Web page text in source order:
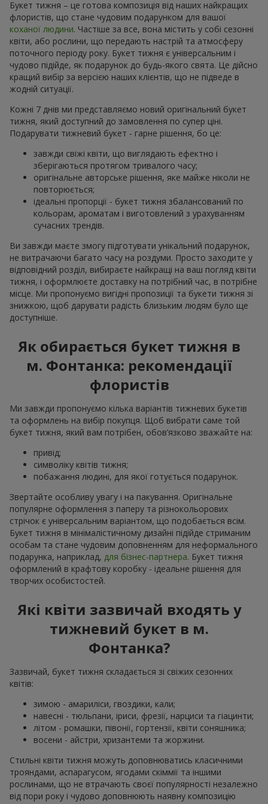
Букет тижня – це готова композиція від наших найкращих
флористів, що стане чудовим подарунком для вашої
коханої людини. Частіше за все, вона містить у собі сезонні
квіти, або рослини, що передають настрій та атмосферу
поточного періоду року. Букет тижня є універсальним і
чудово підійде, як подарунок до будь-якого свята. Це дійсно
кращий вибір за версією наших клієнтів, що не підведе в
жодній ситуації.
Кожні 7 днів ми представляємо новий оригінальний букет
тижня, який доступний до замовлення по супер ціні.
Подарувати тижневий букет - гарне рішення, бо це:
завжди свіжі квіти, що виглядають ефектно і
зберігаються протягом тривалого часу;
оригінальне авторське рішення, яке майже ніколи не
повторюється;
ідеальні пропорції - букет тижня збалансований по
кольорам, ароматам і виготовлений з урахуванням
сучасних трендів.
Ви завжди маєте змогу підготувати унікальний подарунок,
не витрачаючи багато часу на роздуми. Просто заходите у
відповідний розділ, вибираєте найкращі на ваш погляд квіти
тижня, і оформлюєте доставку на потрібний час, в потрібне
місце. Ми пропонуємо вигідні пропозиції та букети тижня зі
знижкою, щоб дарувати радість близьким людям було ще
доступніше.
Як обирається букет тижня в
м. Фонтанка: рекомендації
флористів
Ми завжди пропонуємо кілька варіантів тижневих букетів
та оформлень на вибір покупця. Щоб вибрати саме той
букет тижня, який вам потрібен, обов’язково зважайте на:
привід;
символіку квітів тижня;
побажання людині, для якої готується подарунок.
Звертайте особливу увагу і на пакування. Оригінальне
популярне оформлення з паперу та різнокольорових
стрічок є універсальним варіантом, що подобається всім.
Букет тижня в мінімалістичному дизайні підійде стриманим
особам та стане чудовим доповненням для неформального
подарунка, наприклад, для бізнес-партнера. Букет тижня
оформлений в крафтову коробку - ідеальне рішення для
творчих особистостей.
Які квіти зазвичай входять у
тижневий букет в м.
Фонтанка?
Зазвичай, букет тижня складається зі свіжих сезонних
квітів:
зимою - амариліси, гвоздики, кали;
навесні - тюльпани, іриси, фрезії, нарциси та гіацинти;
літом - ромашки, півонії, гортензії, квіти соняшника;
восени - айстри, хризантеми та жоржини.
Стильні квіти тижня можуть доповнюватись класичними
трояндами, аспарагусом, ягодами скіммії та іншими
рослинами, що не втрачають своєї популярності незалежно
від пори року і чудово доповнюють наявну композицію